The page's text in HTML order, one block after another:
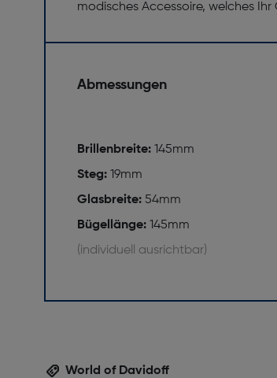
modisches Accessoire, welches
Abmessungen
Brillenbreite: 145mm
Steg: 19mm
Glasbreite: 54mm
Bügellänge: 145mm
(individuell ausrichtbar)
World of Davidoff